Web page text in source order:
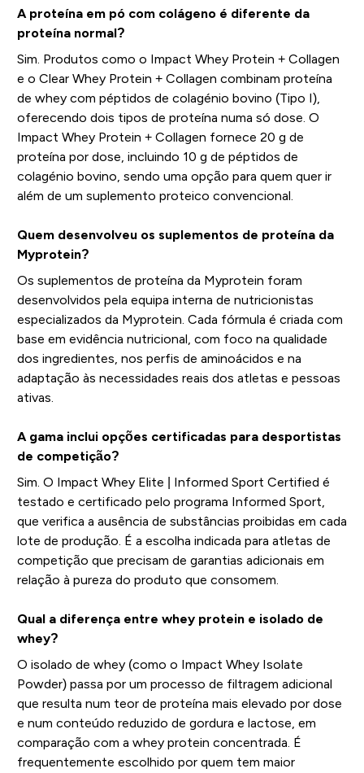
A proteína em pó com colágeno é diferente da
proteína normal?
Sim. Produtos como o Impact Whey Protein + Collagen
e o Clear Whey Protein + Collagen combinam proteína
de whey com péptidos de colagénio bovino (Tipo I),
oferecendo dois tipos de proteína numa só dose. O
Impact Whey Protein + Collagen fornece 20 g de
proteína por dose, incluindo 10 g de péptidos de
colagénio bovino, sendo uma opção para quem quer ir
além de um suplemento proteico convencional.
Quem desenvolveu os suplementos de proteína da
Myprotein?
Os suplementos de proteína da Myprotein foram
desenvolvidos pela equipa interna de nutricionistas
especializados da Myprotein. Cada fórmula é criada com
base em evidência nutricional, com foco na qualidade
dos ingredientes, nos perfis de aminoácidos e na
adaptação às necessidades reais dos atletas e pessoas
ativas.
A gama inclui opções certificadas para desportistas
de competição?
Sim. O Impact Whey Elite | Informed Sport Certified é
testado e certificado pelo programa Informed Sport,
que verifica a ausência de substâncias proibidas em cada
lote de produção. É a escolha indicada para atletas de
competição que precisam de garantias adicionais em
relação à pureza do produto que consomem.
Qual a diferença entre whey protein e isolado de
whey?
O isolado de whey (como o Impact Whey Isolate
Powder) passa por um processo de filtragem adicional
que resulta num teor de proteína mais elevado por dose
e num conteúdo reduzido de gordura e lactose, em
comparação com a whey protein concentrada. É
frequentemente escolhido por quem tem maior